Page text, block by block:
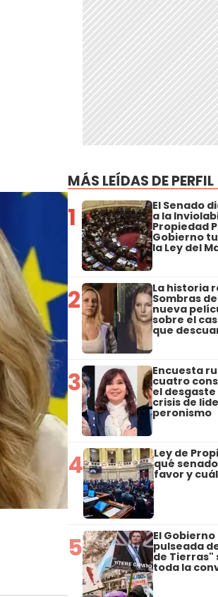
MÁS LEÍDAS DE PERFIL
1 El Senado
a la
Propiedad
Gobierno
la Ley del
2 La historia
Sombras
nueva
sobre el
que
3 Encuesta
cuatro
el desgaste
crisis de
peronismo
4 Ley de
qué
favor y
5 El
pulseada
de Tierras"
toda la